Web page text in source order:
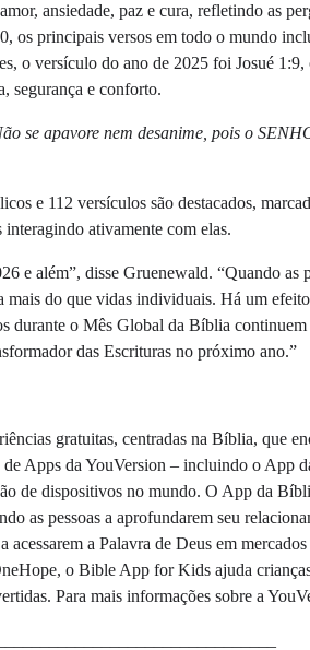
ansiedade, paz e cura, refletindo as
os principais versos em todo o mundo
o versículo do ano de 2025 foi Josué 1:9,
segurança e conforto.
se apavore nem desanime, pois o
e 112 versículos são destacados,
interagindo ativamente com elas.
e além”, disse Gruenewald. “Quando as
mais do que vidas individuais. Há um
durante o Mês Global da Bíblia
das Escrituras no próximo ano.”
gratuitas, centradas na Bíblia, que
de Apps da YouVersion – incluindo o
de dispositivos no mundo. O App da
as pessoas a aprofundarem seu
a Palavra de Deus em
o Bible App for Kids ajuda
Para mais informações sobre a